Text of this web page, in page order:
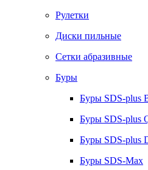
Рулетки
Диски пильные
Сетки абразивные
Буры
Буры SDS-plus
Буры SDS-plus
Буры SDS-plus
Буры SDS-Max